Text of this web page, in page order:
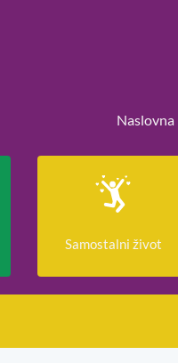
Naslovna
Samostalni život